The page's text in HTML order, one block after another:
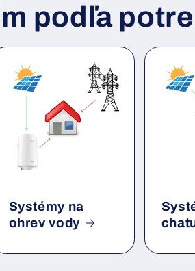
podľa
Systémy na
ohrev vody